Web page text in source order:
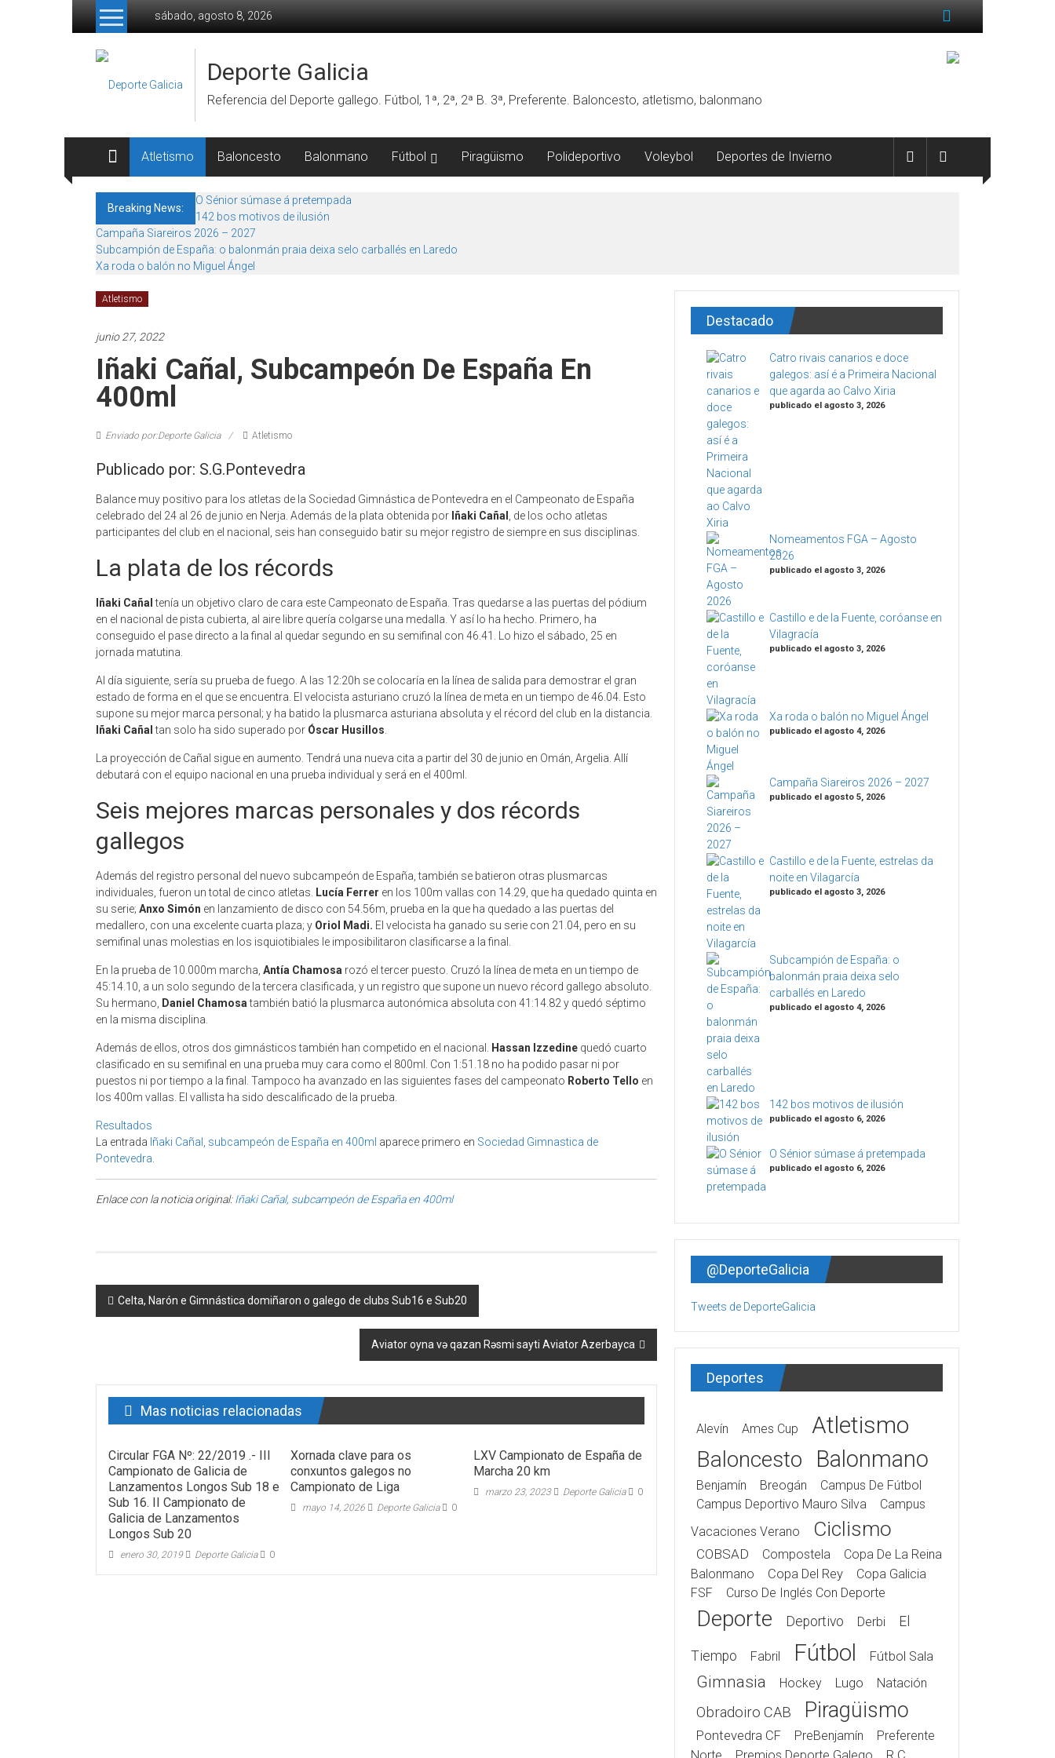
Skip to content
sábado, agosto 8, 2026
Deporte Galicia
Referencia del Deporte gallego. Fútbol, 1ª, 2ª, 2ª B. 3ª, Preferente. Baloncesto, atletismo, balonmano
Atletismo Baloncesto Balonmano Fútbol Piragüismo Polideportivo Voleybol Deportes de Invierno
Breaking News:
O Sénior súmase á pretempada
142 bos motivos de ilusión
Campaña Siareiros 2026 – 2027
Subcampión de España: o balonmán praia deixa selo carballés en Laredo
Xa roda o balón no Miguel Ángel
Atletismo
junio 27, 2022
Iñaki Cañal, Subcampeón De España En
400ml
Enviado por:Deporte Galicia Atletismo
Publicado por: S.G.Pontevedra
Balance muy positivo para los atletas de la Sociedad Gimnástica de Pontevedra en el Campeonato de España
celebrado del 24 al 26 de junio en Nerja. Además de la plata obtenida por Iñaki Cañal
, de los ocho atletas
participantes del club en el nacional, seis han conseguido batir su mejor registro de siempre en sus disciplinas.
La plata de los récords
Iñaki Cañaltenía un objetivo claro de cara este Campeonato de España. Tras quedarse a las puertas del pódium
en el nacional de pista cubierta, al aire libre quería colgarse una medalla. Y así lo ha hecho. Primero, ha
conseguido el pase directo a la final al quedar segundo en su semifinal con 46.41. Lo hizo el sábado, 25 en
jornada matutina.
Al día siguiente, sería su prueba de fuego. A las 12:20h se colocaría en la línea de salida para demostrar el gran
estado de forma en el que se encuentra. El velocista asturiano cruzó la línea de meta en un tiempo de 46.04. Esto
supone su mejor marca personal; y ha batido la plusmarca asturiana absoluta y el récord del club en la distancia.
Iñaki Cañal tan solo ha sido superado por Óscar Husillos
La proyección de Cañal sigue en aumento. Tendrá una nueva cita a partir del 30 de junio en Omán, Argelia. Allí
debutará con el equipo nacional en una prueba individual y será en el 400ml.
Seis mejores marcas personales y dos récords
gallegos
Además del registro personal del nuevo subcampeón de España, también se batieron otras plusmarcas
individuales, fueron un total de cinco atletas.
Lucía Ferrer en los 100m vallas con 14.29, que ha quedado quinta en
su serie; Anxo Simón en lanzamiento de disco con 54.56m, prueba en la que ha quedado a las puertas del
medallero, con una excelente cuarta plaza; y Oriol Madi. El velocista ha ganado su serie con 21.04, pero en su
semifinal unas molestias en los isquiotibiales le imposibilitaron clasificarse a la final.
En la prueba de 10.000m marcha, Antía Chamosa rozó el tercer puesto. Cruzó la línea de meta en un tiempo de
45:14.10, a un solo segundo de la tercera clasificada, y un registro que supone un nuevo récord gallego absoluto.
Su hermano,
Daniel Chamosatambién batió la plusmarca autonómica absoluta con 41:14.82 y quedó séptimo
en la misma disciplina.
Además de ellos, otros dos gimnásticos también han competido en el nacional. Hassan Izzedine quedó cuarto
clasificado en su semifinal en una prueba muy cara como el 800ml. Con 1:51.18 no ha podido pasar ni por
puestos ni por tiempo a la final. Tampoco ha avanzado en las siguientes fases del campeonato Roberto Tello en
los 400m vallas. El vallista ha sido descalificado de la prueba.
Resultados
La entrada Iñaki Cañal, subcampeón de España en 400ml aparece primero en Sociedad Gimnastica de
Pontevedra
Enlace con la noticia original:Iñaki Cañal, subcampeón de España en 400ml
Post navigation
Celta, Narón e Gimnástica domiñaron o galego de clubs Sub16 e Sub20
Aviator oyna və qazan Rəsmi sayti Aviator Azerbayca
Mas noticias relacionadas
Circular FGA Nº: 22/2019 .- III
Campionato de Galicia de
Lanzamentos Longos Sub 18 e
Sub 16. II Campionato de
Galicia de Lanzamentos
Longos Sub 20
enero 30, 2019 Deporte Galicia 0
Xornada clave para os
conxuntos galegos no
Campionato de Liga
mayo 14, 2026 Deporte Galicia 0
LXV Campionato de España de
Marcha 20 km
marzo 23, 2023 Deporte Galicia 0
Destacado
Catro rivais canarios e doce
galegos: así é a Primeira Nacional
que agarda ao Calvo Xiria
publicado el agosto 3, 2026
Nomeamentos FGA – Agosto
2026
publicado el agosto 3, 2026
Castillo e de la Fuente, coróanse en
Vilagracía
publicado el agosto 3, 2026
Xa roda o balón no Miguel Ángel
publicado el agosto 4, 2026
Campaña Siareiros 2026 – 2027
publicado el agosto 5, 2026
Castillo e de la Fuente, estrelas da
noite en Vilagarcía
publicado el agosto 3, 2026
Subcampión de España: o
balonmán praia deixa selo
carballés en Laredo
publicado el agosto 4, 2026
142 bos motivos de ilusión
publicado el agosto 6, 2026
O Sénior súmase á pretempada
publicado el agosto 6, 2026
@DeporteGalicia
Tweets de DeporteGalicia
Deportes
Alevín Ames Cup Atletismo
Baloncesto Balonmano
Benjamín Breogán
Campus De Fútbol
Campus Deportivo Mauro Silva
Campus
Vacaciones Verano
Ciclismo
COBSAD Compostela
Copa De La Reina
Balonmano
Copa Del Rey
Copa Galicia
FSF
Curso De Inglés Con Deporte
Deporte Deportivo Derbi El
Tiempo Fabril Fútbol Fútbol Sala
Gimnasia Hockey Lugo Natación
Obradoiro CAB Piragüismo
Pontevedra CF PreBenjamín
Preferente